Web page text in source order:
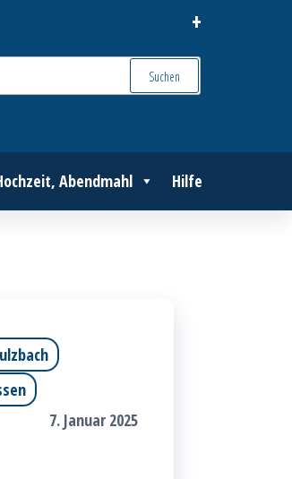
+
nach:
Abendmahl Hilfe
7. Januar 2025